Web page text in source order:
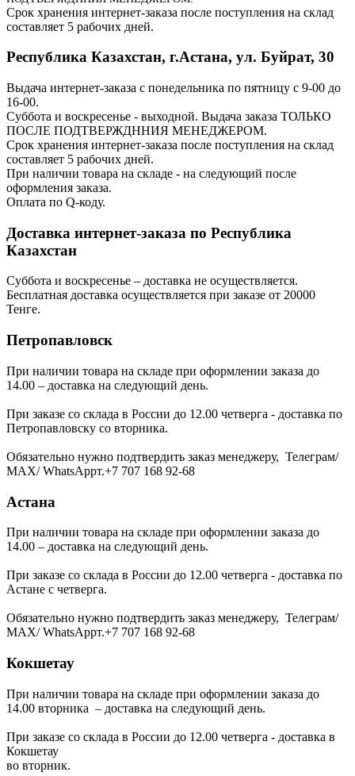
Срок хранения интернет-заказа после поступления на склад
составляет 5 рабочих дней.
Республика Казахстан, г.Астана, ул. Буйрат, 30
Выдача интернет-заказа с понедельника по пятницу с 9-00 до
16-00.
Суббота и воскресенье - выходной. Выдача заказа ТОЛЬКО
ПОСЛЕ ПОДТВЕРЖДННИЯ МЕНЕДЖЕРОМ.
Срок хранения интернет-заказа после поступления на склад
составляет 5 рабочих дней.
При наличии товара на складе - на следующий после
оформления заказа.
Оплата по Q-коду.
Доставка интернет-заказа по Республика
Казахстан
Суббота и воскресенье – доставка не осуществляется.
Бесплатная доставка осуществляется при заказе от 20000
Тенге.
Петропавловск
При наличии товара на складе при оформлении заказа до
14.00 – доставка на следующий день.
При заказе со склада в России до 12.00 четверга - доставка по
Петропавловску со вторника.
Обязательно нужно подтвердить заказ менеджеру, Телеграм/
МАХ/ WhatsAppт.+7 707 168 92-68
Астана
При наличии товара на складе при оформлении заказа до
14.00 – доставка на следующий день.
При заказе со склада в России до 12.00 четверга - доставка по
Астане с четверга.
Обязательно нужно подтвердить заказ менеджеру, Телеграм/
МАХ/ WhatsAppт.+7 707 168 92-68
Кокшетау
При наличии товара на складе при оформлении заказа до
14.00 вторника – доставка на следующий день.
При заказе со склада в России до 12.00 четверга - доставка в
Кокшетау
во вторник.